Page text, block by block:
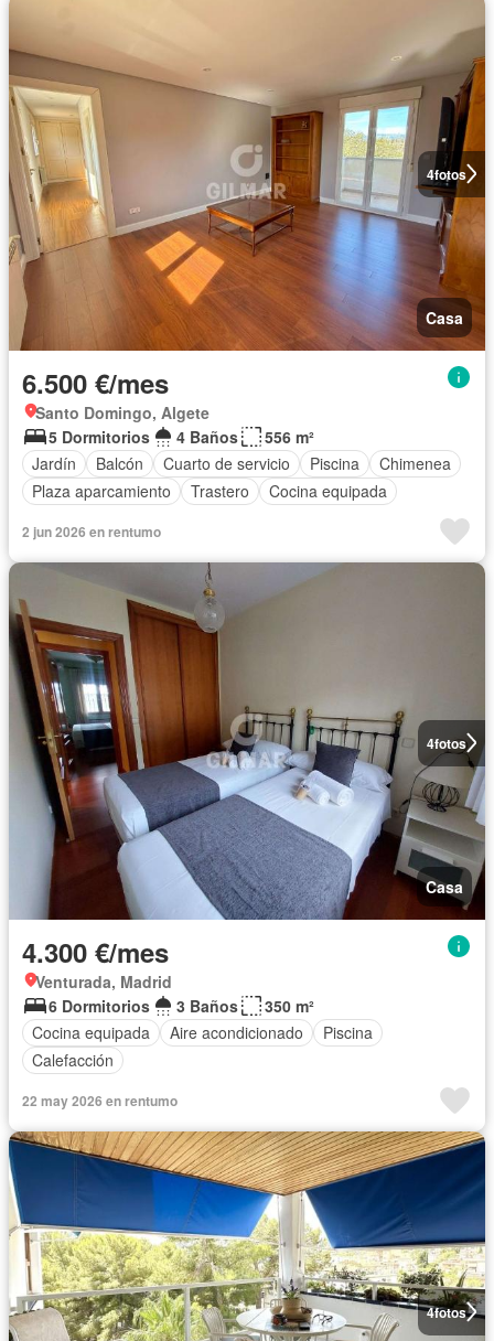
4fotos
Casa
6.500 €/mes
Santo Domingo, Algete
5 Dormitorios
4 Baños
556 m²
Jardín
Balcón Cuarto de servicio Piscina
Chimenea
Plaza aparcamiento
Trastero Cocina equipada
2 jun 2026 en rentumo
4fotos
Casa
4.300 €/mes
Venturada, Madrid
6 Dormitorios
3 Baños
350 m²
Cocina equipada
Aire acondicionado
Piscina
Calefacción
22 may 2026 en rentumo
4fotos